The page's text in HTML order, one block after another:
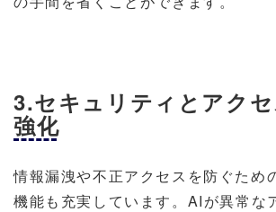
3.セキュリティとアク
強化
情報漏洩や不正アクセスを防ぐため
機能も充実しています。AIが異常な